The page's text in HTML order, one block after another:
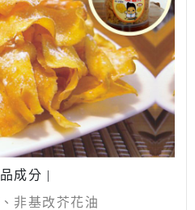
成分 |
非基改芥花油